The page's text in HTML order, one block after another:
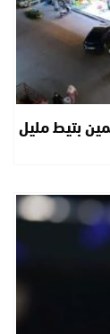
بتيط مليل